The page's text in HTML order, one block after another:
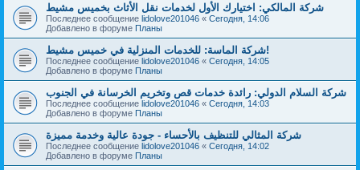
شركة المالكي: اختيارك الأول لخدمات نقل الأثاث بخميس مشيط
Последнее сообщение lidolove201046 « Сегодня, 14:06
Добавлено в форуме Планы
شركة الماسة: للخدمات المنزلية في خميس مشيط!
Последнее сообщение lidolove201046 « Сегодня, 14:05
Добавлено в форуме Планы
شركة السلام الدولي: رائدة خدمات قص وتخريم الخرسانة في الجنوب
Последнее сообщение lidolove201046 « Сегодня, 14:03
Добавлено в форуме Планы
شركة المثالي للتنظيف بالأحساء - جودة عالية وخدمة مميزة
Последнее сообщение lidolove201046 « Сегодня, 14:02
Добавлено в форуме Планы